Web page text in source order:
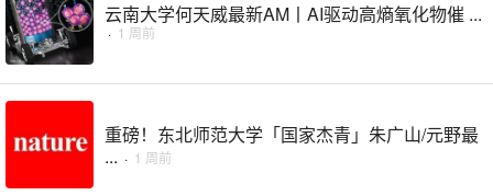
云南大学何天威最新AM丨AI驱动高熵氧化物催 ...
· 1 周前
重磅！东北师范大学「国家杰青」朱广山/元野最
... · 1 周前